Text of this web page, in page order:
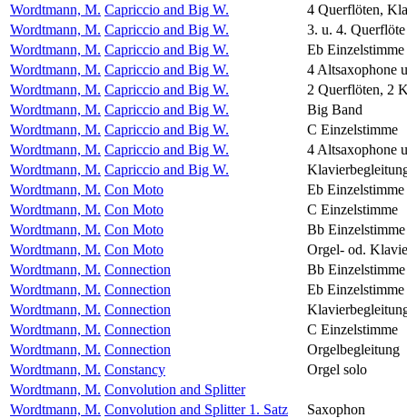
Wordtmann, M. Capriccio and Big W.
4 Querflöten,
Wordtmann, M. Capriccio and Big W.
3. u. 4. Querflöte
Wordtmann, M. Capriccio and Big W.
Eb Einzelstimme
Wordtmann, M. Capriccio and Big W.
4 Altsaxophone
Wordtmann, M. Capriccio and Big W.
2 Querflöten, 2
Wordtmann, M. Capriccio and Big W.
Big Band
Wordtmann, M. Capriccio and Big W.
C Einzelstimme
Wordtmann, M. Capriccio and Big W.
4 Altsaxophone
Wordtmann, M. Capriccio and Big W.
Wordtmann, M. Con Moto
Eb Einzelstimme
Wordtmann, M. Con Moto
C Einzelstimme
Wordtmann, M. Con Moto
Bb Einzelstimme
Wordtmann, M. Con Moto
Orgel- od.
Wordtmann, M. Connection
Bb Einzelstimme
Wordtmann, M. Connection
Eb Einzelstimme
Wordtmann, M. Connection
Wordtmann, M. Connection
C Einzelstimme
Wordtmann, M. Connection
Orgelbegleitung
Wordtmann, M. Constancy
Orgel solo
Wordtmann, M. Convolution and Splitter
Wordtmann, M. Convolution and Splitter 1. Satz
Saxophon